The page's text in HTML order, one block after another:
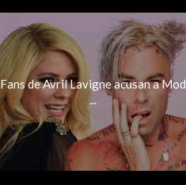
Fans de Avril Lavigne acusan a Mod
...